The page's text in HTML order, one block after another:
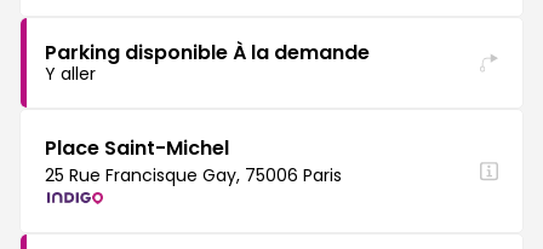
Parking disponible À la demande
Y aller
Place Saint-Michel
25 Rue Francisque Gay, 75006 Paris